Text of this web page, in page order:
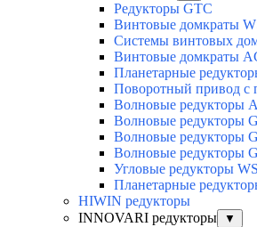
Редукторы GTC
Винтовые домкраты
Системы винтовых
Винтовые домкраты
Планетарные
Поворотный привод с
Волновые редукторы
Волновые редукторы
Волновые редукторы
Волновые редукторы
Угловые редукторы WS
Планетарные
HIWIN редукторы
INNOVARI редукторы
▼